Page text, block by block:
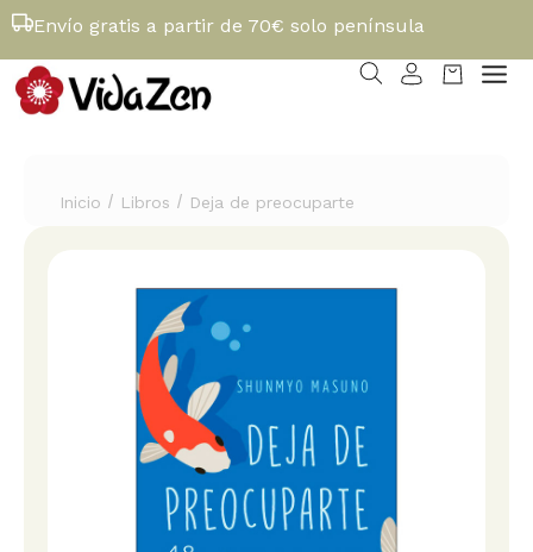
Envío gratis a partir de 70€ solo península
Inicio / Libros / Deja de preocuparte